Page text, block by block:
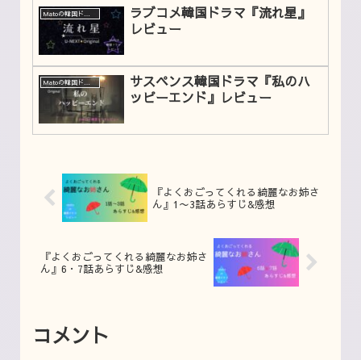
ラブコメ韓国ドラマ『流れ星』
レビュー
サスペンス韓国ドラマ『私のハ
ッピーエンド』レビュー
『よくおごってくれる綺麗なお姉さ
ん』1〜3話あらすじ&感想
『よくおごってくれる綺麗なお姉さ
ん』6・7話あらすじ&感想
コメント